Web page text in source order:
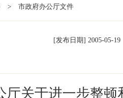
> 市政府办公厅文件
[发布日期] 2005-05-19
厅关于进一步整